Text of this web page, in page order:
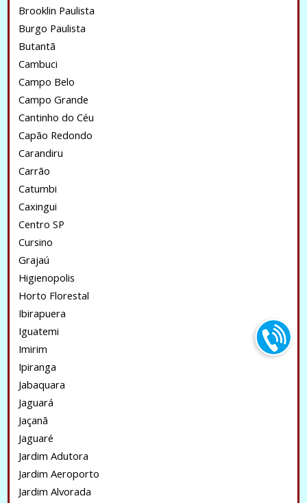
Brooklin Paulista
Burgo Paulista
Butantã
Cambuci
Campo Belo
Campo Grande
Cantinho do Céu
Capão Redondo
Carandiru
Carrão
Catumbi
Caxingui
Centro SP
Cursino
Grajaú
Higienopolis
Horto Florestal
Ibirapuera
Iguatemi
Imirim
Ipiranga
Jabaquara
Jaguará
Jaçanã
Jaguaré
Jardim Adutora
Jardim Aeroporto
Jardim Alvorada